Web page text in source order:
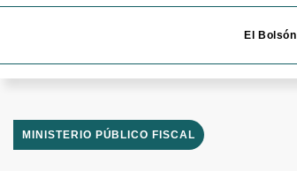
El Bolsón
MINISTERIO PÚBLICO FISCAL